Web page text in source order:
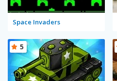
Space Invaders
5